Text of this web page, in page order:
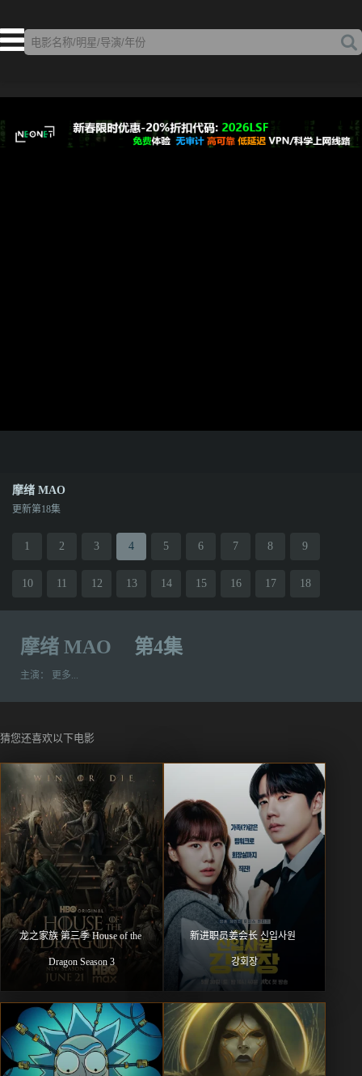
摩绪 MAO
更新第18集
1 2 3 4 5 6 7 8 9
10 11 12 13 14 15 16 17 18
摩绪 MAO 第4集
主演： 更多...
猜您还喜欢以下电影
龙之家族 第三季 House of the
Dragon Season 3
新进职员姜会长 신입사원
강회장